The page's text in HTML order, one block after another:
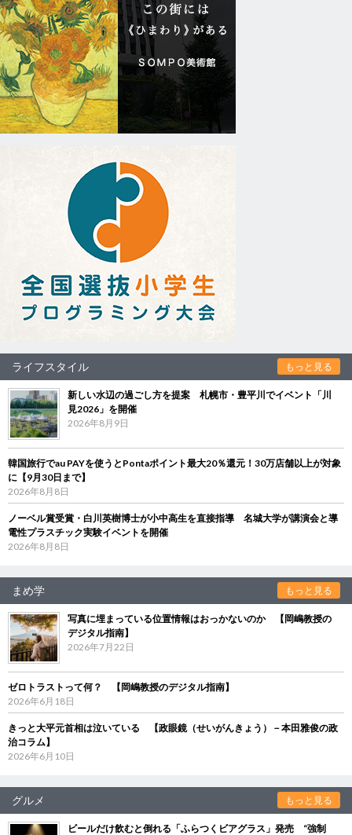
ライフスタイル もっと見る
新しい水辺の過ごし方を提案 札幌市・豊平川でイベント「川
見2026」を開催
2026年8月9日
韓国旅行でau PAYを使うとPontaポイント最大20％還元！30万店舗以上が対象
に【9月30日まで】
2026年8月8日
ノーベル賞受賞・白川英樹博士が小中高生を直接指導 名城大学が講演会と導
電性プラスチック実験イベントを開催
2026年8月8日
まめ学 もっと見る
写真に埋まっている位置情報はおっかないのか 【岡嶋教授の
デジタル指南】
2026年7月22日
ゼロトラストって何？ 【岡嶋教授のデジタル指南】
2026年6月18日
きっと大平元首相は泣いている 【政眼鏡（せいがんきょう）－本田雅俊の政
治コラム】
2026年6月10日
グルメ もっと見る
ビールだけ飲むと倒れる「ふらつくビアグラス」発売 “強制